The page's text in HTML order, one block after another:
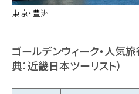
東京・豊洲
ゴールデンウィーク・人気
典：近畿日本ツーリスト）